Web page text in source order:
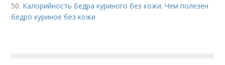
50. Калорийность Бедра куриного без кожи. Чем полезен
бедро куриное без кожи